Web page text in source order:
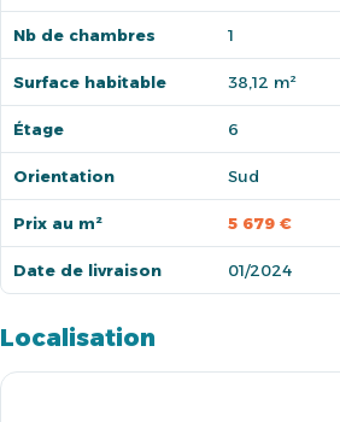
Nb de chambres 1
Surface habitable 38,12 m²
Étage 6
Orientation Sud
Prix au m² 5 679 €
Date de livraison 01/2024
Localisation